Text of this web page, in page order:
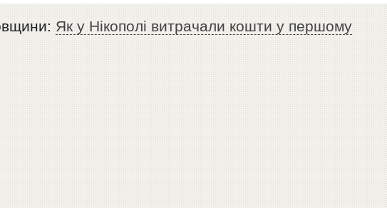
Як у Нікополі витрачали кошти у першому